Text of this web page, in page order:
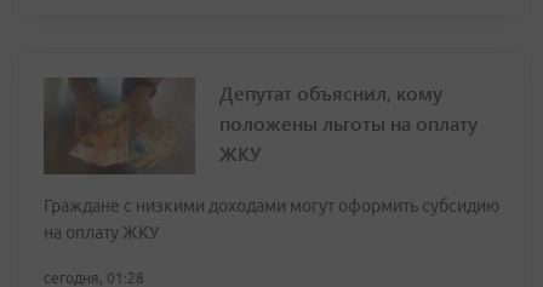
Депутат объяснил, кому
положены льготы на оплату
ЖКУ
Граждане с низкими доходами могут оформить субсидию
на оплату ЖКУ
сегодня, 01:28